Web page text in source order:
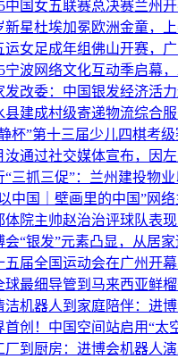
中国女五联赛总决赛兰州
新星杜埃加冕欧洲金童，
运女足成年组佛山开赛，
宁波网络文化互动季启幕
发改委：中国银发经济活
县建成村级寄递物流综合
杯”第十三届少儿四棋考级
汝通过社交媒体宣布，因
“三抓三促”：兰州建投物业
中国｜壁画里的中国”网
体院主帅赵治治评球队表现
会“银发”元素凸显，从居
五届全国运动会在广州开
球最细导管到马来西亚鲜
洁机器人到家庭陪伴：进
首创！中国空间站启用“太
厂到厨房：进博会机器人演